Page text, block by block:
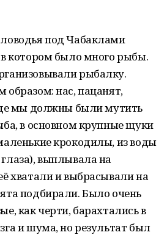
под Чабаклами
в котором было много рыбы.
рыбалку.
образом: нас, пацанят,
мы должны были мутить
в основном крупные щуки
крокодилы, из воды
выплывала на
хватали и выбрасывали на
подбирали. Было очень
как черти, барахтались в
и шума, но результат был